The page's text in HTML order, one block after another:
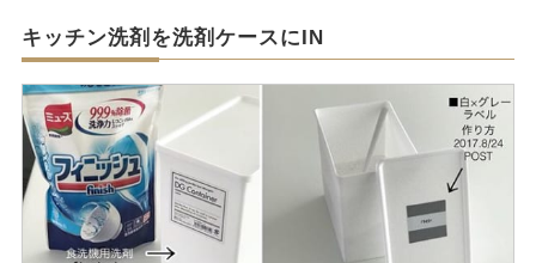
キッチン洗剤を洗剤ケースにIN